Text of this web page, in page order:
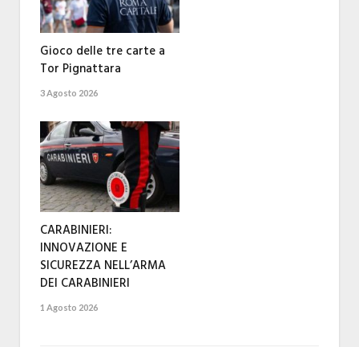
Gioco delle tre carte a
Tor Pignattara
3 Agosto 2026
CARABINIERI:
INNOVAZIONE E
SICUREZZA NELL’ARMA
DEI CARABINIERI
1 Agosto 2026